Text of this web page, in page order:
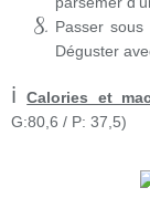
Passer
Déguster
ℹCalories et
G:80,6 / P: 37,5)